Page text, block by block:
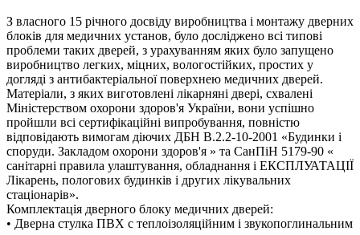
З власного 15 річного досвіду виробництва і монтажу дверних
блоків для медичних установ, було досліджено всі типові
проблеми таких дверей, з урахуванням яких було запущено
виробництво легких, міцних, вологостійких, простих у
догляді з антибактеріальної поверхнею медичних дверей.
Матеріали, з яких виготовлені лікарняні двері, схвалені
Міністерством охорони здоров'я України, вони успішно
пройшли всі сертифікаційні випробування, повністю
відповідають вимогам діючих ДБН В.2.2-10-2001 «Будинки і
споруди. Закладом охорони здоров'я » та СанПіН 5179-90 «
санітарні правила улаштування, обладнання і ЕКСПЛУАТАЦІЇ
Лікарень, пологових будинків і других лікувальних
стаціонарів».
Комплектація дверного блоку медичних дверей:
• Дверна стулка ПВХ c теплоізоляційним і звукопоглинальним